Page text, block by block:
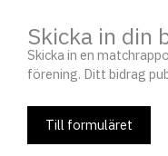
Skicka in din
Skicka in en
förening. Ditt bidrag
Till formuläret